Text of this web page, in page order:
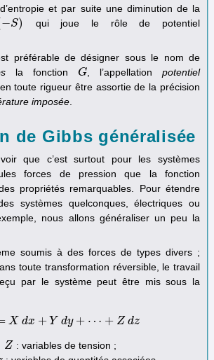
et par suite une diminution de la
−S)
−S)
qui joue le rôle de potentiel
préférable de désigner sous le nom de
la fonction G
G , l’appellationpotentiel
toute rigueur être assortie de la précision
imposée
de Gibbs généralisée
que c’est surtout pour les systèmes
forces de pression que la fonction
propriétés remarquables. Pour étendre
systèmes quelconques, électriques ou
nous allons généraliser un peu la
soumis à des forces de types divers ;
toute transformation réversible, le travail
par le système peut être mis sous la
X dx + Y dy + ⋯ + Z dz
dW =X dx+ Y dy+ ⋯+Z d z
Z : variables de tension ;